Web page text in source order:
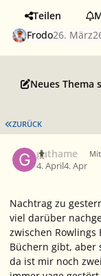
Teilen
Frodo26. März
Neues Thema
ERSTE SEITE
ZURÜCK
gathame
4. April4. Apr
Nachtrag zu
viel darüber
zwischen
Büchern gibt, aber
da ist mir noch